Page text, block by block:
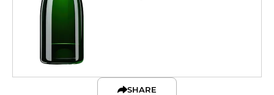
SHARE